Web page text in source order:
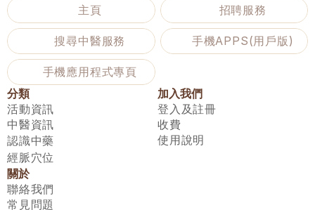
主頁
招聘服務
搜尋中醫服務 手機APPS(用戶版)
手機應用程式專頁
分類
活動資訊
中醫資訊
認識中藥
經脈穴位
加入我們
登入及註冊
收費
使用說明
關於
聯絡我們
常見問題